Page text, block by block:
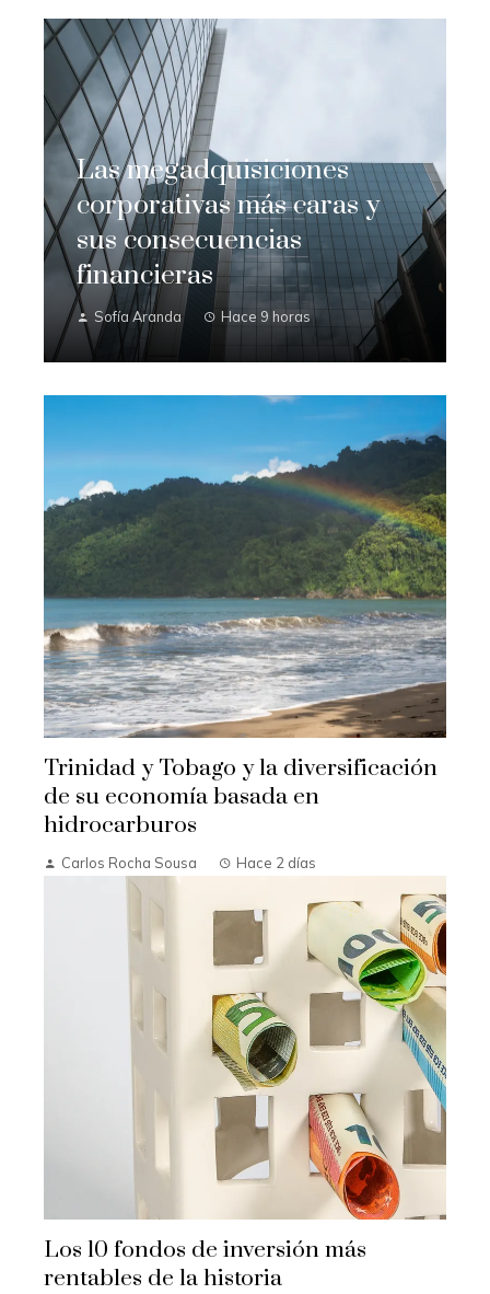
Las megadquisiciones
corporativas más caras y
sus consecuencias
financieras
Sofía Aranda Hace 9 horas
Trinidad y Tobago y la diversificación
de su economía basada en
hidrocarburos
Carlos Rocha Sousa Hace 2 días
Los 10 fondos de inversión más
rentables de la historia